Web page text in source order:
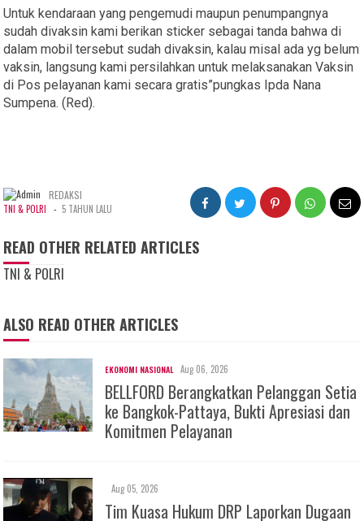
Untuk kendaraan yang pengemudi maupun penumpangnya
sudah divaksin kami berikan sticker sebagai tanda bahwa di
dalam mobil tersebut sudah divaksin, kalau misal ada yg belum
vaksin, langsung kami persilahkan untuk melaksanakan Vaksin
di Pos pelayanan kami secara gratis”pungkas Ipda Nana
Sumpena. (Red).
REDAKSI
TNI & POLRI - 5 TAHUN LALU
READ OTHER RELATED ARTICLES
TNI & POLRI
ALSO READ OTHER ARTICLES
EKONOMI NASIONAL Aug 06, 2026
BELLFORD Berangkatkan Pelanggan Setia
ke Bangkok-Pattaya, Bukti Apresiasi dan
Komitmen Pelayanan
Aug 05, 2026
Tim Kuasa Hukum DRP Laporkan Dugaan